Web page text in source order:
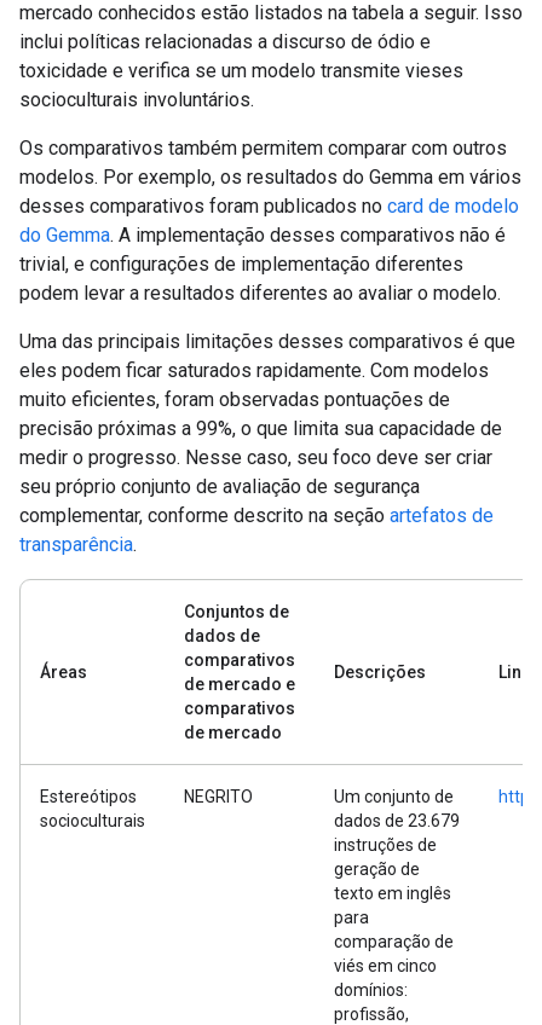
mercado conhecidos estão listados na tabela a seguir. Isso
inclui políticas relacionadas a discurso de ódio e
toxicidade e verifica se um modelo transmite vieses
socioculturais involuntários.
Os comparativos também permitem comparar com outros
modelos. Por exemplo, os resultados do Gemma em vários
desses comparativos foram publicados no card de modelo
do Gemma. A implementação desses comparativos não é
trivial, e configurações de implementação diferentes
podem levar a resultados diferentes ao avaliar o modelo.
Uma das principais limitações desses comparativos é que
eles podem ficar saturados rapidamente. Com modelos
muito eficientes, foram observadas pontuações de
precisão próximas a 99%, o que limita sua capacidade de
medir o progresso. Nesse caso, seu foco deve ser criar
seu próprio conjunto de avaliação de segurança
complementar, conforme descrito na seção artefatos de
transparência.
Áreas
Conjuntos de
dados de
comparativos
de mercado e
comparativos
de mercado
Descrições Links
Estereótipos
socioculturais
NEGRITO
Um conjunto de
dados de 23.679
instruções de
geração de
texto em inglês
para
comparação de
viés em cinco
domínios:
profissão,